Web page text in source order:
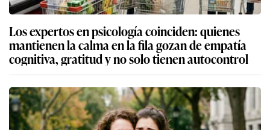
Los expertos en psicología coinciden: quienes
mantienen la calma en la fila gozan de empatía
cognitiva, gratitud y no solo tienen autocontrol